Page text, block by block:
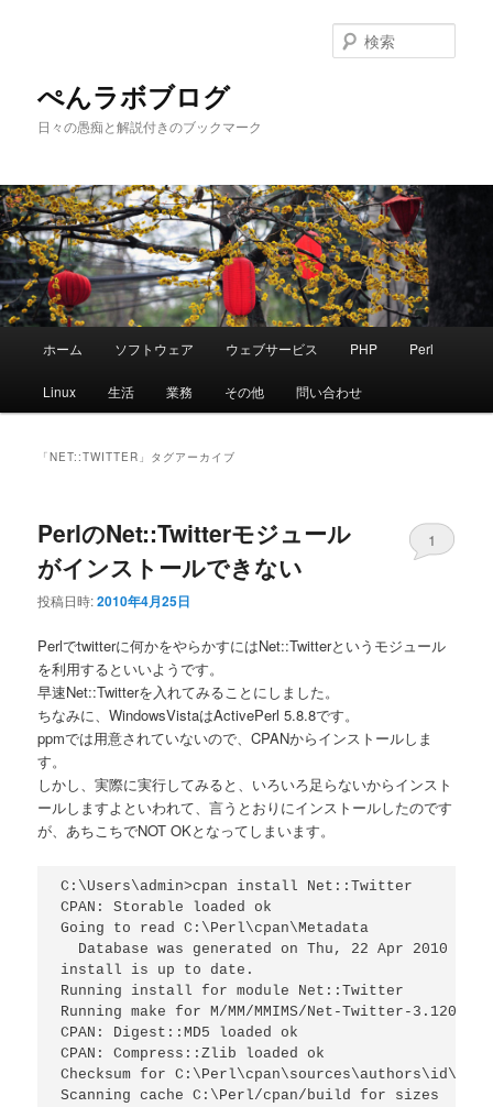
へ
移
動
移
動
ぺんラボブログ
日々の愚痴と解説付きのブックマーク
索
メ
ホーム ソフトウェア ウェブサービス PHP Perl
Linux 生活 業務 その他 問い合わせ
「NET::TWITTER 」タグアーカイブ
PerlのNet::Twitterモジュール
がインストールできない
投稿日時:2010年4月25日
1
Perlでtwitterに何かをやらかすにはNet::Twitterというモジュール
を利用するといいようです。
早速Net::Twitterを入れてみることにしました。
ちなみに、WindowsVistaはActivePerl 5.8.8です。
ppmでは用意されていないので、CPANからインストールしま
す。
しかし、実際に実行してみると、いろいろ足らないからインスト
ールしますよといわれて、言うとおりにインストールしたのです
が、あちこちでNOT OKとなってしまいます。
C:\Users\admin>cpan install Net::Twitter
CPAN: Storable loaded ok
Going to read C:\Perl\cpan\Metadata
Database was generated on Thu, 22 Apr 2010
install is up to date.
Running install for module Net::Twitter
Running make for M/MM/MMIMS/Net-Twitter-
CPAN: Digest::MD5 loaded ok
CPAN: Compress::Zlib loaded ok
Checksum for
Scanning cache C:\Perl/cpan/build for sizes